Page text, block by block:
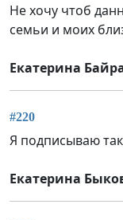
Не хочу чтоб
семьи и моих
Екатерина
#220
Я подписываю
Екатерина